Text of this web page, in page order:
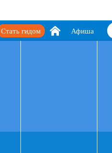
Афиша
Стать гидом